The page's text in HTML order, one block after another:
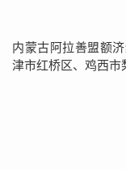
内蒙古阿拉善盟额
津市红桥区、鸡西市